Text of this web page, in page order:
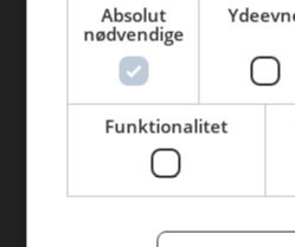
Genveje
BLUS 16. udgave
Absolut
nødvendige
Funktionalitet